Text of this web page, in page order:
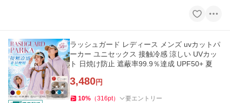
ラッシュガード レディース メンズ uvカットパ
ーカー ユニセックス 接触冷感 涼しい UVカッ
ト 日焼け防止 遮蔽率99.9％達成 UPF50+ 夏
3,480円
10% （316pt） 要エントリー